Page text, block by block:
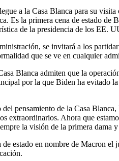
a la Casa Blanca para su
Es la primera cena de estado de
de la presidencia de los EE.
se invitará a los
que se ve en cualquier
Blanca admiten que la
por la que Biden ha evitado
pensamiento de la Casa
extraordinarios. Ahora que
la visión de la primera dama
estado en nombre de Macron